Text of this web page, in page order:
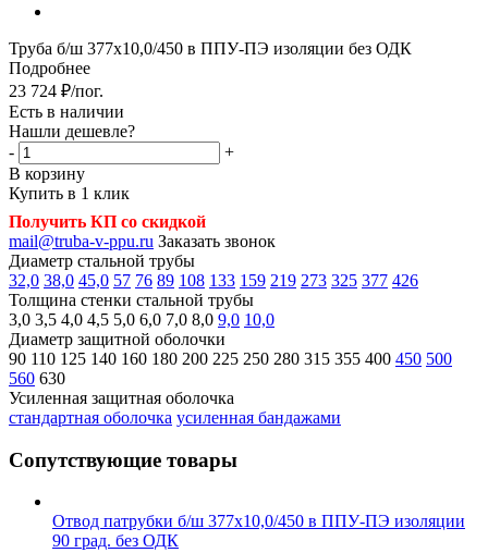
Труба б/ш 377х10,0/450 в ППУ-ПЭ изоляции без ОДК
Подробнее
23 724 ₽/пог.
Есть в наличии
Нашли дешевле?
-
+
В корзину
Купить в 1 клик
Получить КП со скидкой
mail@truba-v-ppu.ru Заказать звонок
Диаметр стальной трубы
32,0 38,0 45,0 57 76 89 108 133 159 219 273 325 377 426
Толщина стенки стальной трубы
3,0 3,5 4,0 4,5 5,0 6,0 7,0 8,0 9,0 10,0
Диаметр защитной оболочки
90 110 125 140 160 180 200 225 250 280 315 355 400 450 500
560 630
Усиленная защитная оболочка
стандартная оболочка усиленная бандажами
Сопутствующие товары
Отвод патрубки б/ш 377х10,0/450 в ППУ-ПЭ изоляции
90 град. без ОДК